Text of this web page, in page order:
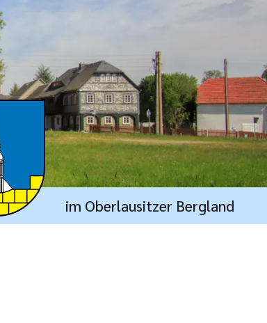
im Oberlausitzer Bergland